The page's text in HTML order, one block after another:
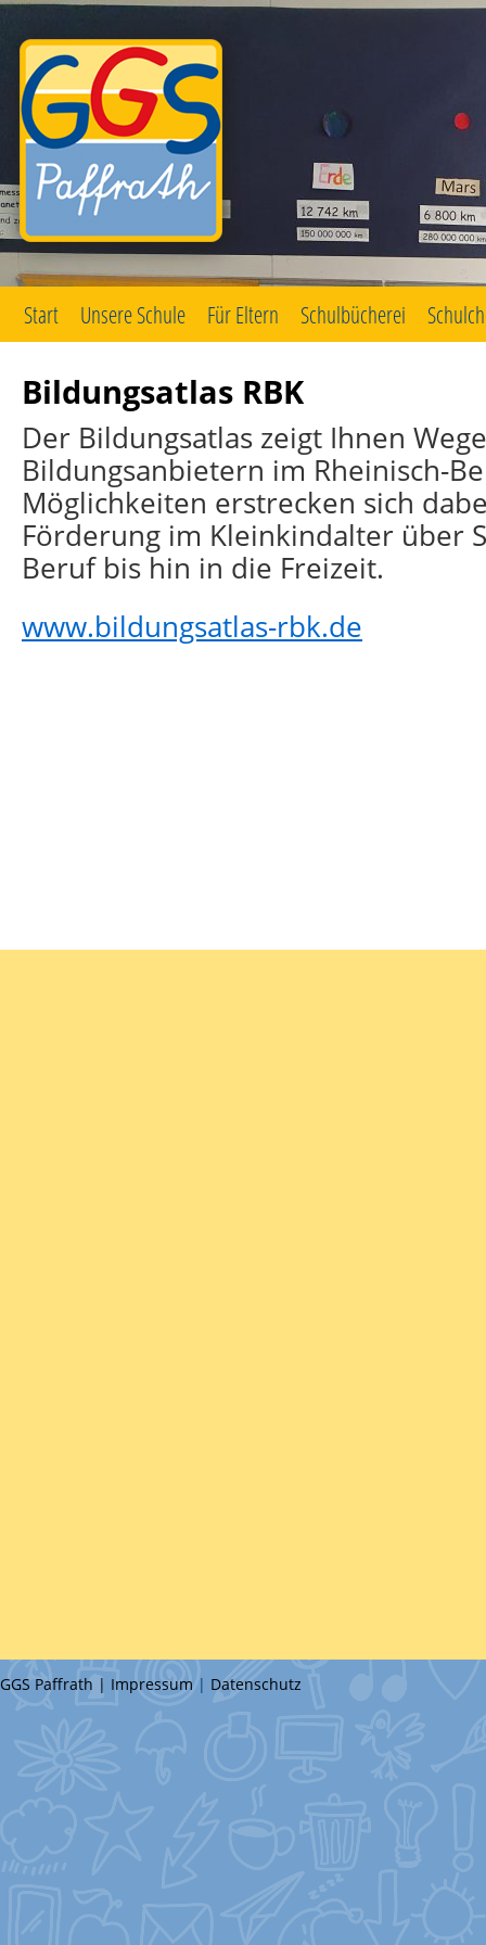
Zum
Start Unsere Schule Für Eltern Schulbücherei
Bildungsatlas RBK
Der Bildungsatlas zeigt Ihnen
Bildungsanbietern im Rheinisch-
Möglichkeiten erstrecken sich
Förderung im Kleinkindalter über
Beruf bis hin in die Freizeit.
www.bildungsatlas-rbk.de
GGS Paffrath | Impressum | Datenschutz